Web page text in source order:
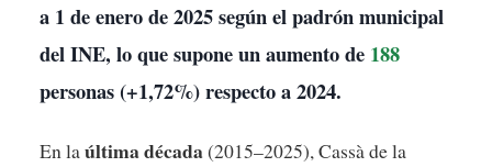
a 1 de enero de 2025 según el padrón municipal
del INE, lo que supone un aumento de 188
personas (+1,72%) respecto a 2024.
En laúltima década(2015–2025), Cassà de la